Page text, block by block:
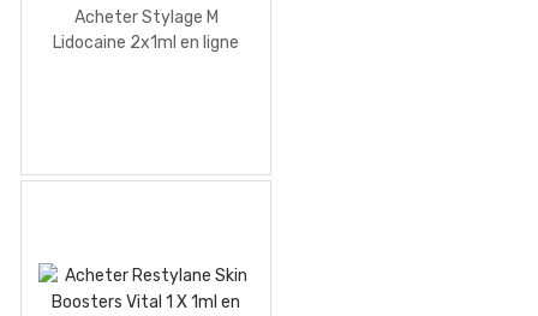
Acheter Stylage M
Lidocaine 2x1ml en ligne